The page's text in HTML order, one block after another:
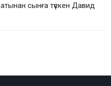
сынға түскен Давид